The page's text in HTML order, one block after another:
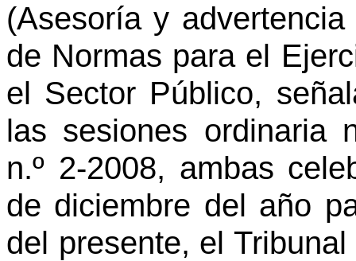
(Asesoría y
de Normas para el
el Sector Público,
las sesiones ordinaria
n.º 2-2008, ambas
de diciembre del año
del presente, el